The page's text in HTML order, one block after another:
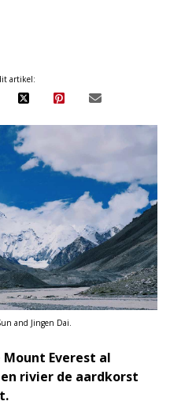
artikel:
and Jingen Dai.
Everest al
rivier de aardkorst